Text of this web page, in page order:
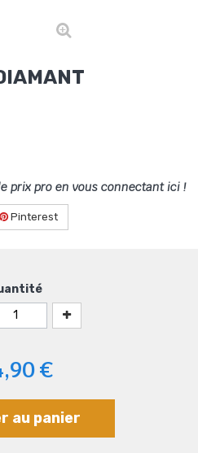
prix pro en vous connectant ici !
Pinterest
€
au panier